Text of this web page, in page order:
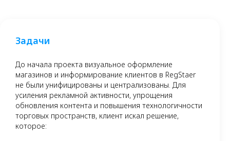
Задачи
До начала проекта визуальное оформление
магазинов и информирование клиентов в RegStaer
не были унифицированы и централизованы. Для
усиления рекламной активности, упрощения
обновления контента и повышения технологичности
торговых пространств, клиент искал решение,
которое: